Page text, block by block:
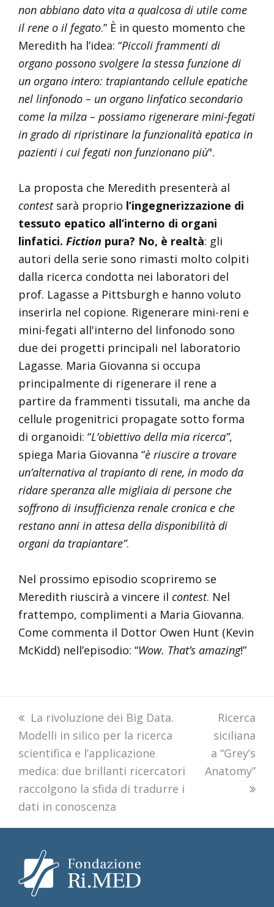
non abbiano dato vita a qualcosa di utile come
il rene o il fegato.” È in questo momento che
Meredith ha l’idea: “Piccoli frammenti di
organo possono svolgere la stessa funzione di
un organo intero: trapiantando cellule epatiche
nel linfonodo – un organo linfatico secondario
come la milza – possiamo rigenerare mini-fegati
in grado di ripristinare la funzionalità epatica in
pazienti i cui fegati non funzionano più".
La proposta che Meredith presenterà al
contestsarà proprio l’ingegnerizzazione di
tessuto epatico all’interno di organi
linfatici. Fiction pura? No, è realtà: gli
autori della serie sono rimasti molto colpiti
dalla ricerca condotta nei laboratori del
prof. Lagasse a Pittsburgh e hanno voluto
inserirla nel copione. Rigenerare mini-reni e
mini-fegati all'interno del linfonodo sono
due dei progetti principali nel laboratorio
Lagasse. Maria Giovanna si occupa
principalmente di rigenerare il rene a
partire da frammenti tissutali, ma anche da
cellule progenitrici propagate sotto forma
di organoidi: “L’obiettivo della mia ricerca”,
spiega Maria Giovanna “è riuscire a trovare
un’alternativa al trapianto di rene, in modo da
ridare speranza alle migliaia di persone che
soffrono di insufficienza renale cronica e che
restano anni in attesa della disponibilità di
organi da trapiantare”.
Nel prossimo episodio scopriremo se
Meredith riuscirà a vincere il contest. Nel
frattempo, complimenti a Maria Giovanna.
Come commenta il Dottor Owen Hunt (Kevin
McKidd) nell’episodio: “Wow. That’s amazing!”
previous
post:
La rivoluzione dei Big Data.
Modelli in silico per la ricerca
scientifica e l’applicazione
medica: due brillanti ricercatori
raccolgono la sfida di tradurre i
dati in conoscenza
next
post:
Ricerca
siciliana
a “Grey’s
Anatomy”